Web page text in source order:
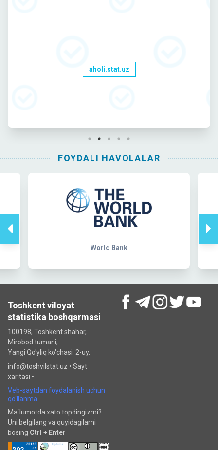
aholi.stat.uz
FOYDALI HAVOLALAR
Toshkent viloyat
statistika boshqarmasi
100198, Toshkent shahar,
Mirobod tumani,
Yangi Qo'yliq ko'chasi, 2-uy.
info@toshvilstat.uz • Sayt
xaritasi •
Veb-saytdan foydalanish uchun
qo‘llanma
Ma`lumotda xato topdingizmi?
Uni belgilang va quyidagilarni
bosing Ctrl + Enter